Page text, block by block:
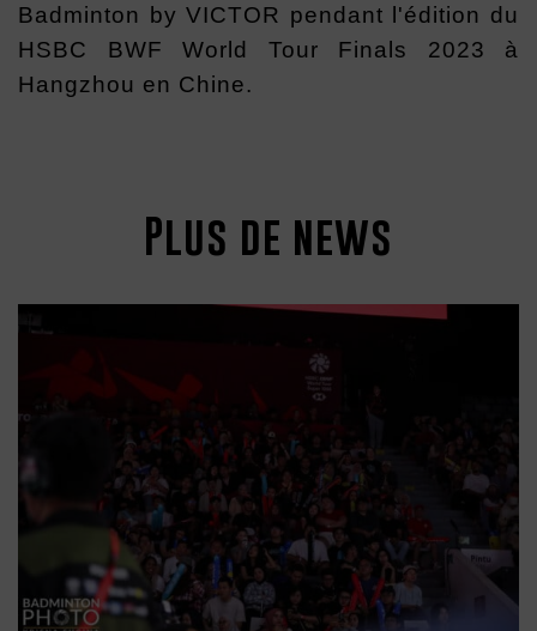
Badminton by VICTOR pendant l'édition du
HSBC BWF World Tour Finals 2023 à
Hangzhou en Chine.
Plus de news